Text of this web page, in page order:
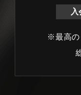
※最高の